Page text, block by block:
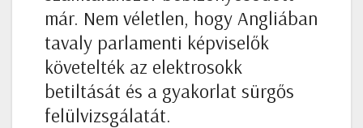
már. Nem véletlen, hogy Angliában
tavaly parlamenti képviselők
követelték az elektrosokk
betiltását és a gyakorlat sürgős
felülvizsgálatát.